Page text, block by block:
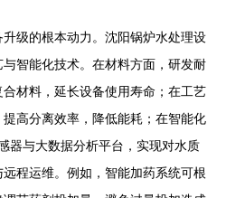
级的根本动力。沈阳锅炉水处理设
智能化技术。在材料方面，研发耐
材料，延长设备使用寿命；在工艺
高分离效率，降低能耗；在智能化
器与大数据分析平台，实现对水质
程运维。例如，智能加药系统可根